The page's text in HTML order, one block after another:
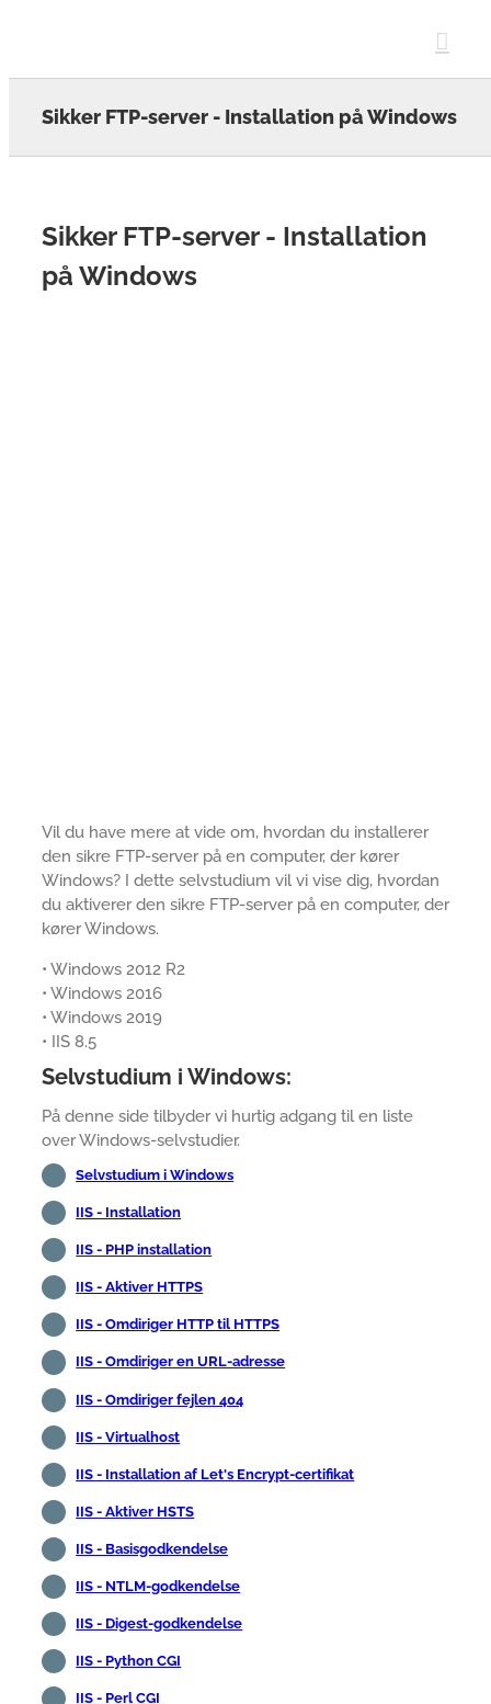
Sikker FTP-server - Installation på Windows
Sikker FTP-server - Installation
på Windows
Vil du have mere at vide om, hvordan du installerer
den sikre FTP-server på en computer, der kører
Windows? I dette selvstudium vil vi vise dig, hvordan
du aktiverer den sikre FTP-server på en computer, der
kører Windows.
• Windows 2012 R2
• Windows 2016
• Windows 2019
• IIS 8.5
Selvstudium i Windows:
På denne side tilbyder vi hurtig adgang til en liste
over Windows-selvstudier.
Selvstudium i Windows
IIS - Installation
IIS - PHP installation
IIS - Aktiver HTTPS
IIS - Omdiriger HTTP til HTTPS
IIS - Omdiriger en URL-adresse
IIS - Omdiriger fejlen 404
IIS - Virtualhost
IIS - Installation af Let's Encrypt-certifikat
IIS - Aktiver HSTS
IIS - Basisgodkendelse
IIS - NTLM-godkendelse
IIS - Digest-godkendelse
IIS - Python CGI
IIS - Perl CGI